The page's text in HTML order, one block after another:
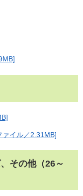
ァイル／2.31MB]
その他（26～